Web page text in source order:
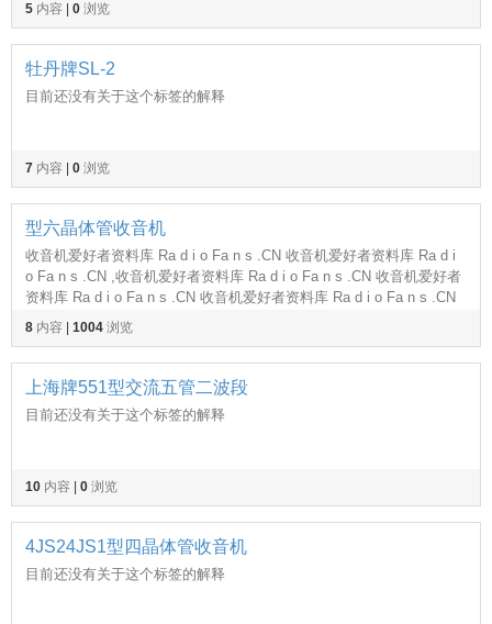
5 内容 0 浏览
牡丹牌SL-2
目前还没有关于这个标签的解释
7 内容 0 浏览
型六晶体管收音机
收音机爱好者资料库 Ra d i o Fa n s .CN 收音机爱好者资料库 Ra d i
o Fa n s .CN ,收音机爱好者资料库 Ra d i o Fa n s .CN 收音机爱好者
资料库 Ra d i o Fa n s .CN 收音机爱好者资料库 Ra d i o Fa n s .CN
8 内容 1004 浏览
上海牌551型交流五管二波段
目前还没有关于这个标签的解释
10 内容 0 浏览
4JS24JS1型四晶体管收音机
目前还没有关于这个标签的解释